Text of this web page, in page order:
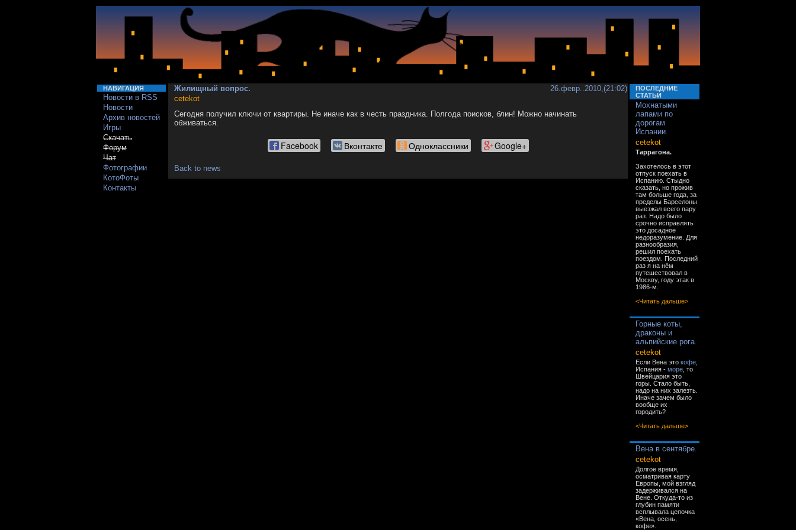
НАВИГАЦИЯ
Новости в RSS
Новости
Архив новостей
Игры
Скачать
Форум
Чат
Фотографии
КотоФоты
Контакты
Жилищный вопрос.
26.февр..2010,(21:02)
cetekot
Сегодня получил ключи от квартиры. Не иначе как в честь праздника. Полгода поисков, блин! Можно начинать
обживаться.
Facebook Вконтакте Одноклассники Google+
Back to news
ПОСЛЕДНИЕ
СТАТЬИ
Мохнатыми
лапами по
дорогам
Испании.
cetekot
Таррагона.
Захотелось в этот
отпуск поехать в
Испанию. Стыдно
сказать, но прожив
там больше года, за
пределы Барселоны
выезжал всего пару
раз. Надо было
срочно исправлять
это досадное
недоразумение. Для
разнообразия,
решил поехать
поездом. Последний
раз я на нём
путешествовал в
Москву, году этак в
1986-м.
<Читать дальше>
Горные коты,
драконы и
альпийские рога.
cetekot
Если Вена это кофе
Испания - море , то
Швейцария это
горы. Стало быть,
надо на них залезть.
Иначе зачем было
вообще их
городить?
<Читать дальше>
Вена в сентябре.
cetekot
Долгое время,
осматривая карту
Европы, мой взгляд
задерживался на
Вене. Откуда-то из
глубин памяти
всплывала цепочка
«Вена, осень,
кофе».